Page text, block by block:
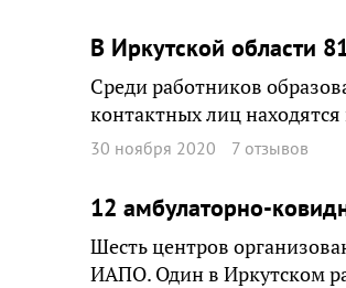
В Иркутской области
Среди работников
контактных лиц
30 ноября 2020 7 отзывов
12 амбулаторно-
Шесть центров
ИАПО. Один в Иркутском